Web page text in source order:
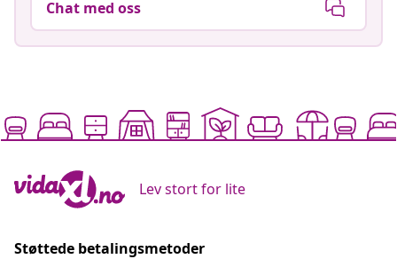
Chat med oss
Lev stort for lite
Støttede betalingsmetoder